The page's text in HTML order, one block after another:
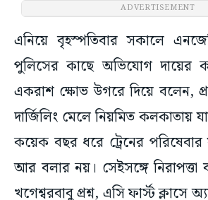
ADVERTISEMENT
এনিয়ে বৃহস্পতিবার সকালে
পুলিসের কাছে অভিযোগ দায়ের
একরাশ ক্ষোভ উগরে দিয়ে বলেন,
দার্জিলিং মেলে নিয়মিত কলকাতায়
কয়েক বছর ধরে ট্রেনের পরিষেবার
আর বলার নয়। সেইসঙ্গে
খগেশ্বরবাবু প্রশ্ন, এসি ফার্স্ট ক্লাসে